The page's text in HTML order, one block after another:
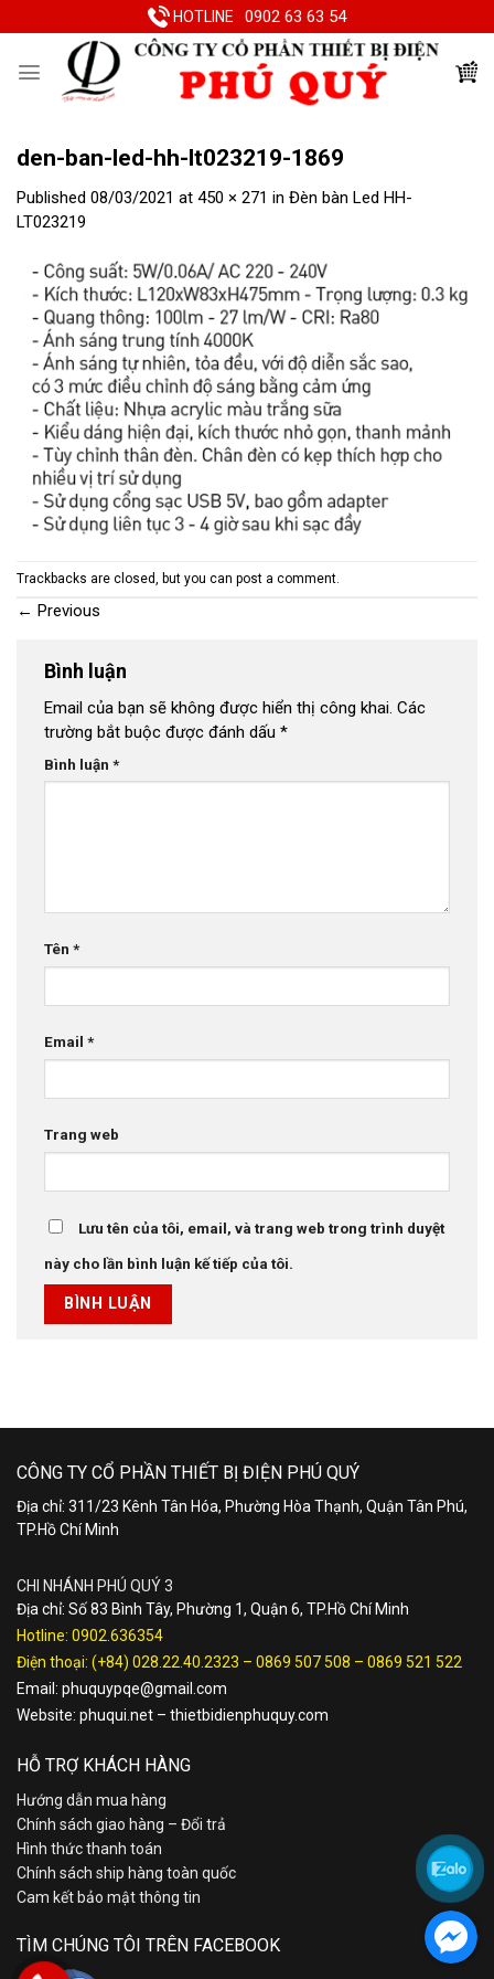
to
HOTLINE 0902 63 63 54
den-ban-led-hh-lt023219-1869
Published 08/03/2021 at 450 × 271 in Đèn bàn Led HH-
LT023219
Trackbacks are closed, but you can post a comment.
← Previous
Bình luận
Email của bạn sẽ không được hiển thị công khai. Các
trường bắt buộc được đánh dấu *
Bình luận *
Tên *
Email *
Trang web
Lưu tên của tôi, email, và trang web trong trình duyệt
này cho lần bình luận kế tiếp của tôi.
CÔNG TY CỔ PHẦN THIẾT BỊ ĐIỆN PHÚ QUÝ
Địa chỉ: 311/23 Kênh Tân Hóa, Phường Hòa Thạnh, Quận Tân Phú,
TP.Hồ Chí Minh
CHI NHÁNH PHÚ QUÝ 3
Địa chỉ: Số 83 Bình Tây, Phường 1, Quận 6, TP.Hồ Chí Minh
Hotline: 0902.636354
Điện thoại: (+84) 028.22.40.2323 – 0869 507 508 – 0869 521 522
Email: phuquypqe@gmail.com
Website: phuqui.net – thietbidienphuquy.com
HỖ TRỢ KHÁCH HÀNG
Hướng dẫn mua hàng
Chính sách giao hàng – Đổi trả
Hình thức thanh toán
Chính sách ship hàng toàn quốc
Cam kết bảo mật thông tin
TÌM CHÚNG TÔI TRÊN FACEBOOK